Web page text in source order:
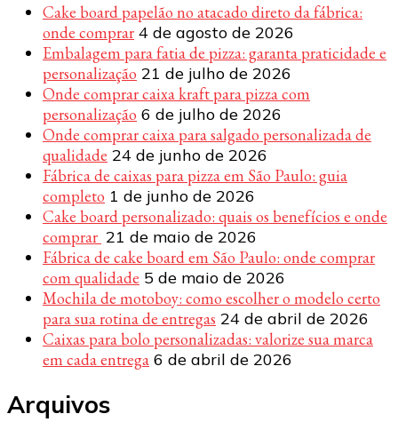
Cake board papelão no atacado direto da fábrica:
onde comprar 4 de agosto de 2026
Embalagem para fatia de pizza: garanta praticidade e
personalização 21 de julho de 2026
Onde comprar caixa kraft para pizza com
personalização 6 de julho de 2026
Onde comprar caixa para salgado personalizada de
qualidade 24 de junho de 2026
Fábrica de caixas para pizza em São Paulo: guia
completo 1 de junho de 2026
Cake board personalizado: quais os benefícios e onde
comprar 21 de maio de 2026
Fábrica de cake board em São Paulo: onde comprar
com qualidade 5 de maio de 2026
Mochila de motoboy: como escolher o modelo certo
para sua rotina de entregas 24 de abril de 2026
Caixas para bolo personalizadas: valorize sua marca
em cada entrega 6 de abril de 2026
Arquivos